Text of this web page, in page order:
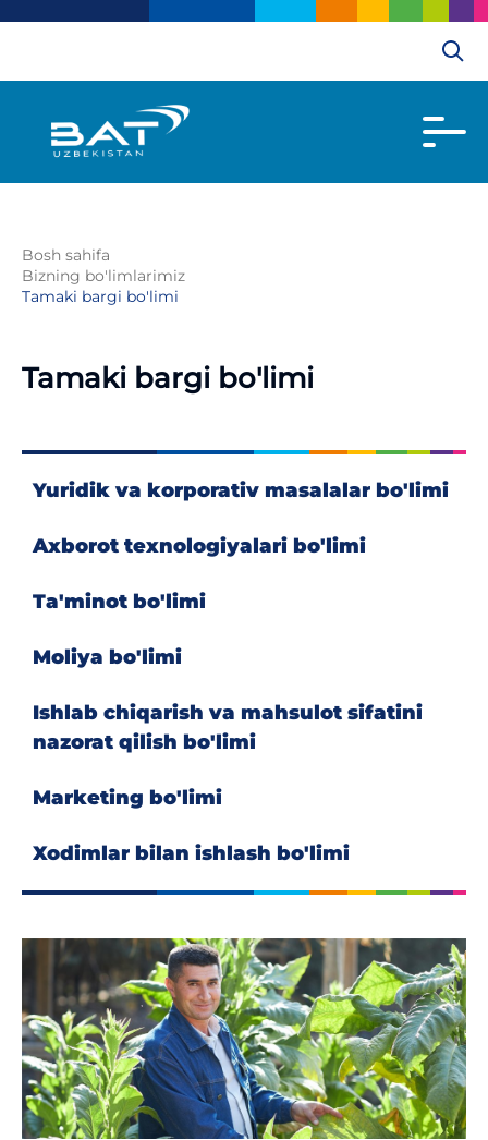
Bosh sahifa
Bizning bo'limlarimiz
Tamaki bargi bo'limi
Tamaki bargi bo'limi
Yuridik va korporativ masalalar bo'limi
Axborot texnologiyalari bo'limi
Ta'minot bo'limi
Moliya bo'limi
Ishlab chiqarish va mahsulot sifatini
nazorat qilish bo'limi
Marketing bo'limi
Xodimlar bilan ishlash bo'limi